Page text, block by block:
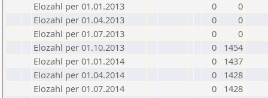
Elozahl per 01.01.2013
0
0
Elozahl per 01.04.2013
0
0
Elozahl per 01.07.2013
0
0
Elozahl per 01.10.2013
0
1454
Elozahl per 01.01.2014
0
1437
Elozahl per 01.04.2014
0
1428
Elozahl per 01.07.2014
0
1428